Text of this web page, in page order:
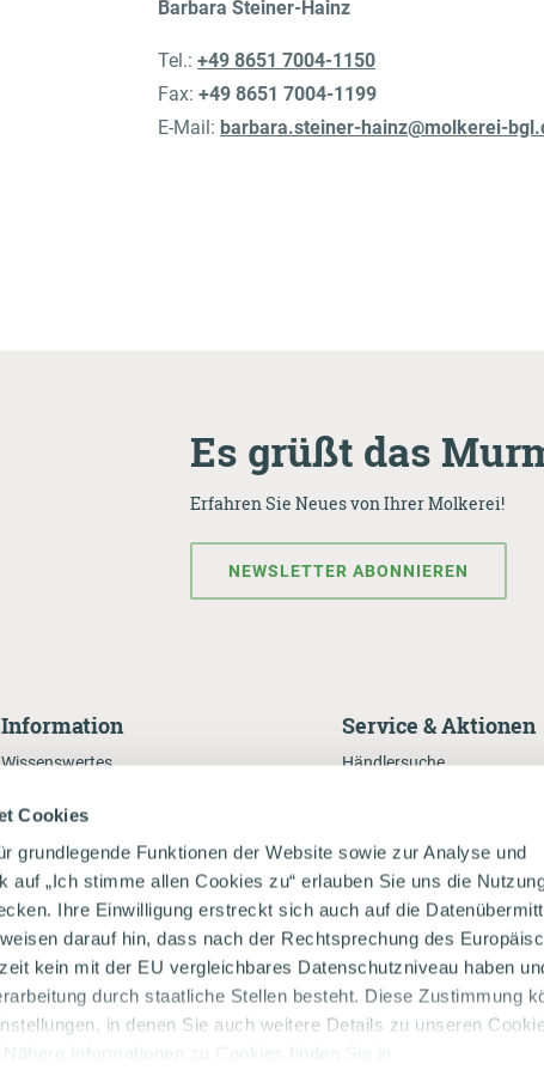
Cookies
grundlegende Funktionen der Website sowie zur Analyse und
auf „Ich stimme allen Cookies zu“ erlauben Sie uns die
Ihre Einwilligung erstreckt sich auch auf die
darauf hin, dass nach der Rechtsprechung des
kein mit der EU vergleichbares Datenschutzniveau haben
durch staatliche Stellen besteht. Diese Zustimmung
in denen Sie auch weitere Details zu unseren
Barbara Steiner-Hainz
Tel.: +49 8651 7004-1150
Fax: +49 8651 7004-1199
E-Mail: barbara.steiner-hainz@molkerei-
Es grüßt das
Erfahren Sie Neues von Ihrer Molkerei!
NEWSLETTER ABONNIEREN
Information
Wissenswertes
Nachhaltigkeitsbericht
Service & Aktionen
Händlersuche
Da Kuah auf da Spur
Zukunftsbauer - Innovation
Natur